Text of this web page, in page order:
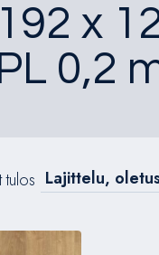
x
0,2
tulos